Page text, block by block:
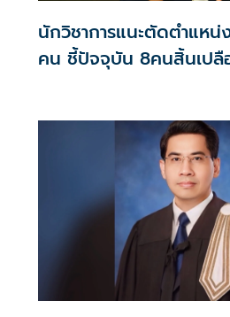
นักวิชาการแนะตัดตำแห
คน ชี้ปัจจุบัน 8คนสิ้นเปลื